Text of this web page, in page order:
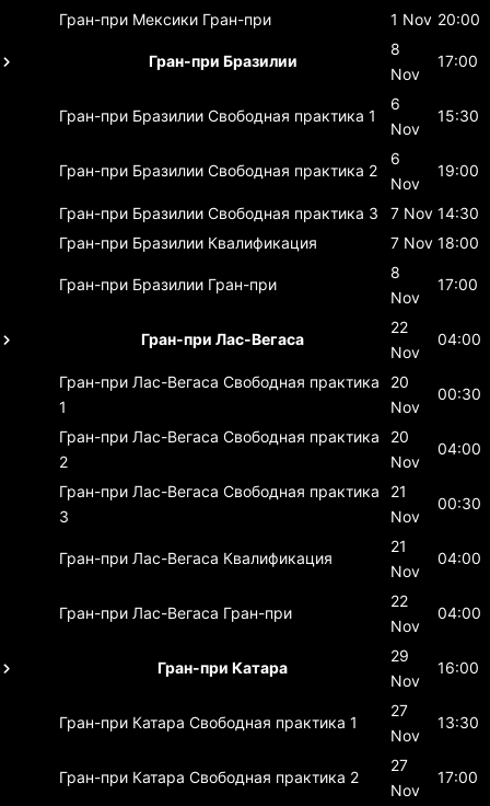
Гран-при Мексики Гран-при 1 Nov 20:00
Гран-при Бразилии
8
Nov
17:00
Гран-при Бразилии Свободная практика 1
6
Nov
15:30
Гран-при Бразилии Свободная практика 2
6
Nov
19:00
Гран-при Бразилии Свободная практика 3 7 Nov 14:30
Гран-при Бразилии Квалификация 7 Nov 18:00
Гран-при Бразилии Гран-при
8
Nov
17:00
Гран-при Лас-Вегаса
22
Nov
04:00
Гран-при Лас-Вегаса Свободная практика
1
20
Nov
00:30
Гран-при Лас-Вегаса Свободная практика
2
20
Nov
04:00
Гран-при Лас-Вегаса Свободная практика
3
21
Nov
00:30
Гран-при Лас-Вегаса Квалификация
21
Nov
04:00
Гран-при Лас-Вегаса Гран-при
22
Nov
04:00
Гран-при Катара
29
Nov
16:00
Гран-при Катара Свободная практика 1
27
Nov
13:30
Гран-при Катара Свободная практика 2
27
Nov
17:00